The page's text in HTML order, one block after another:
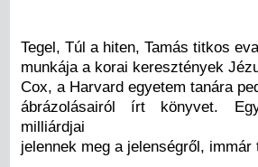
Tegel, Túl a hiten, Tamás titkos
munkája a korai keresztények
Cox, a Harvard egyetem tanára
ábrázolásairól írt könyvet.
milliárdjai
jelennek meg a jelenségről,